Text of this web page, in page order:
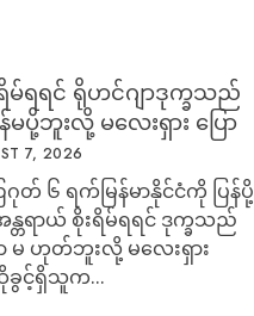
ရရင် ရိုဟင်ဂျာဒုက္ခသည်
ပို့ဘူးလို့ မလေးရှား ပြော
7, 2026
၆ ရက်မြန်မာနိုင်ငံကို ပြန်ပို့
ာယ် စိုးရိမ်ရရင် ဒုက္ခသည်
ာ မ ဟုတ်ဘူးလို့ မလေးရှား
ဆိုခွင့်ရှိသူက...